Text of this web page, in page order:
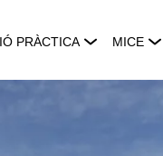
PRÀCTICA MICE